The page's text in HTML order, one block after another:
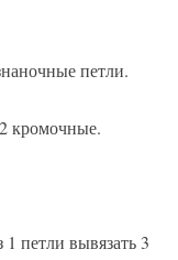
петли.
кромочные.
петли вывязать 3